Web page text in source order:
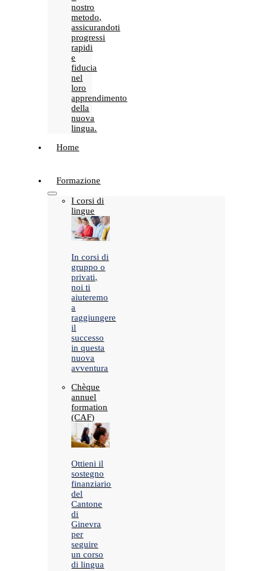
nostro
metodo,
assicurandoti
progressi
rapidi
e
fiducia
nel
loro
apprendimento
della
nuova
lingua.
Home
Formazione
I corsi di
lingue
In corsi di
gruppo o
privati,
noi ti
aiuteremo
a
raggiungere
il
successo
in questa
nuova
avventura
Chèque
annuel
formation
(CAF)
Ottieni il
sostegno
finanziario
del
Cantone
di
Ginevra
per
seguire
un corso
di lingua